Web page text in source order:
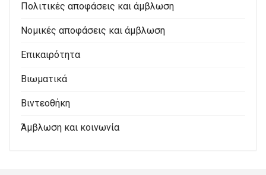
Πολιτικές αποφάσεις και άμβλωση
Νομικές αποφάσεις και άμβλωση
Επικαιρότητα
Βιωματικά
Βιντεοθήκη
Άμβλωση και κοινωνία